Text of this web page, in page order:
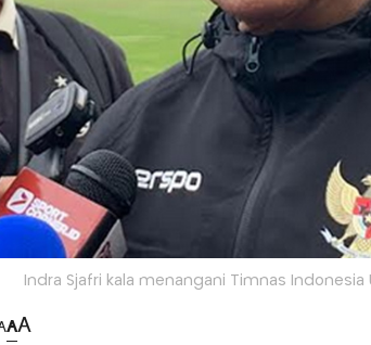
Indra Sjafri kala menangani Timnas
AA